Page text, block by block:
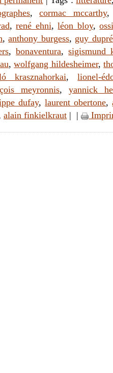
,cormac mccarthy
,rené ehni,léon bloy,
,anthony burgess, guy dupré
,bonaventura,sigismund
,wolfgang hildesheimer,
krasznahorkai,lionel-
meyronnis,yannick
dufay,laurent obertone,
alain finkielkraut | |